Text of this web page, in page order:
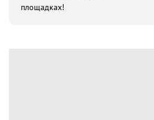
площадках!